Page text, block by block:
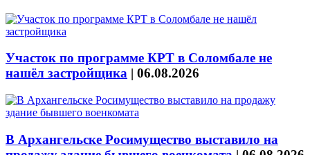
Участок по программе КРТ в Соломбале не
нашёл застройщика | 06.08.2026
В Архангельске Росимущество выставило на